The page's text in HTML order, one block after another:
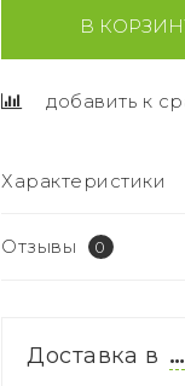
В
добавить к
Характеристики
Отзывы 0
Доставка в …